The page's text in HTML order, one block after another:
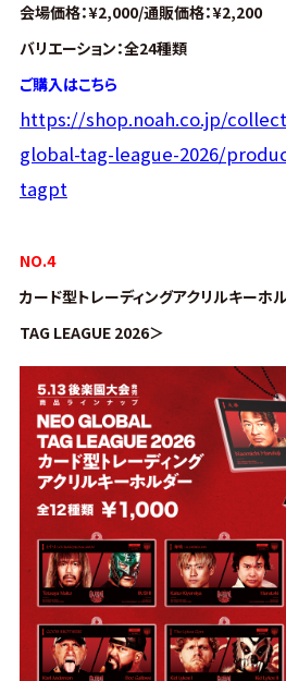
会場価格：¥2,000/通販価格：¥2,200
バリエーション：全24種類
ご購入はこちら
https://shop.noah.co.jp/
global-tag-league-2026/
tagpt
NO.4
カード型トレーディングアクリルキーホ
TAG LEAGUE 2026＞